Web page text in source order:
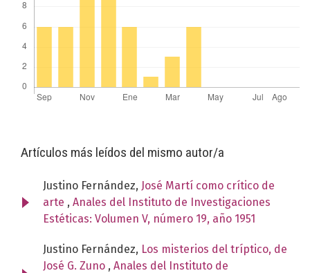
Artículos más leídos del mismo autor/a
Justino Fernández, José Martí como crítico de
arte , Anales del Instituto de Investigaciones
Estéticas: Volumen V, número 19, año 1951
Justino Fernández, Los misterios del tríptico, de
José G. Zuno , Anales del Instituto de